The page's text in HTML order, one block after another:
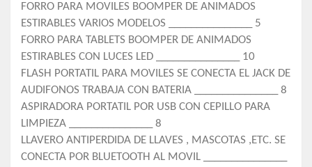
FORRO PARA MOVILES BOOMPER DE ANIMADOS
ESTIRABLES VARIOS MODELOS _______________ 5
FORRO PARA TABLETS BOOMPER DE ANIMADOS
ESTIRABLES CON LUCES LED _______________ 10
FLASH PORTATIL PARA MOVILES SE CONECTA EL JACK DE
AUDIFONOS TRABAJA CON BATERIA _______________ 8
ASPIRADORA PORTATIL POR USB CON CEPILLO PARA
LIMPIEZA _______________ 8
LLAVERO ANTIPERDIDA DE LLAVES , MASCOTAS ,ETC. SE
CONECTA POR BLUETOOTH AL MOVIL _______________